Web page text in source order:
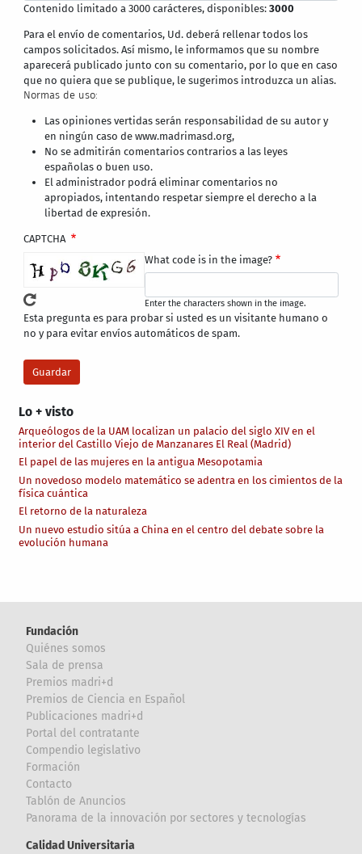
Lo + visto
Arqueólogos de la UAM localizan un palacio del siglo XIV en el
interior del Castillo Viejo de Manzanares El Real (Madrid)
El papel de las mujeres en la antigua Mesopotamia
Un novedoso modelo matemático se adentra en los cimientos de la
física cuántica
El retorno de la naturaleza
Un nuevo estudio sitúa a China en el centro del debate sobre la
evolución humana
Contenido limitado a 3000 carácteres, disponibles:3000
Para el envío de comentarios, Ud. deberá rellenar todos los
campos solicitados. Así mismo, le informamos que su nombre
aparecerá publicado junto con su comentario, por lo que en caso
que no quiera que se publique, le sugerimos introduzca un alias.
Normas de uso:
Las opiniones vertidas serán responsabilidad de su autor y
en ningún caso de www.madrimasd.org,
No se admitirán comentarios contrarios a las leyes
españolas o buen uso.
El administrador podrá eliminar comentarios no
apropiados, intentando respetar siempre el derecho a la
libertad de expresión.
CAPTCHA
What code is in the image?
Enter the characters shown in the image.
Esta pregunta es para probar si usted es un visitante humano o
no y para evitar envíos automáticos de spam.
Fundación
Quiénes somos
Sala de prensa
Premios madri+d
Premios de Ciencia en Español
Publicaciones madri+d
Portal del contratante
Compendio legislativo
Formación
Contacto
Tablón de Anuncios
Panorama de la innovación por sectores y tecnologías
Calidad Universitaria